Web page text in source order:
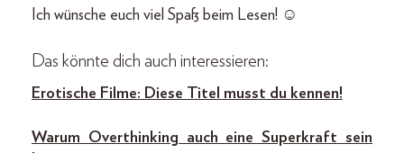
Ich wünsche euch viel Spaß beim Lesen! ☺️
Das könnte dich auch interessieren:
Erotische Filme: Diese Titel musst du kennen!
Warum Overthinking auch eine Superkraft sein